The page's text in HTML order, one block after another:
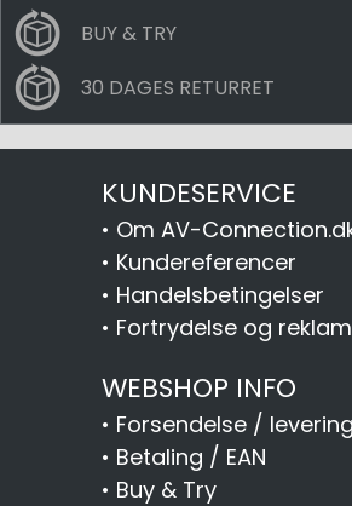
BUY & TRY
30 DAGES RETURRET
KUNDESERVICE
• Om AV-
• Kundereferencer
• Handelsbetingelser
• Fortrydelse og
WEBSHOP INFO
• Forsendelse / levering
• Betaling / EAN
• Buy & Try